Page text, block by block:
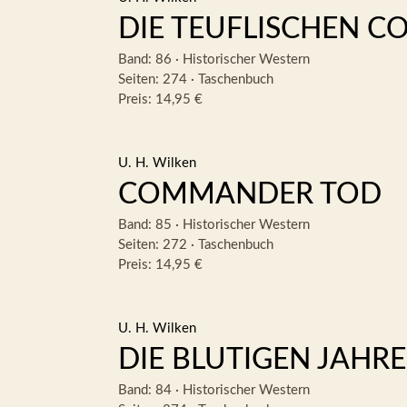
DIE TEUFLISCHEN
Band: 86 · Historischer Western
Seiten: 274 · Taschenbuch
Preis: 14,95 €
U. H. Wilken
COMMANDER TOD
Band: 85 · Historischer Western
Seiten: 272 · Taschenbuch
Preis: 14,95 €
U. H. Wilken
DIE BLUTIGEN JAHRE
Band: 84 · Historischer Western